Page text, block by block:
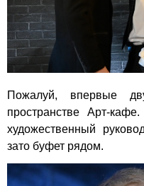
Пожалуй, впервые
пространстве Арт-
художественный
зато буфет рядом.